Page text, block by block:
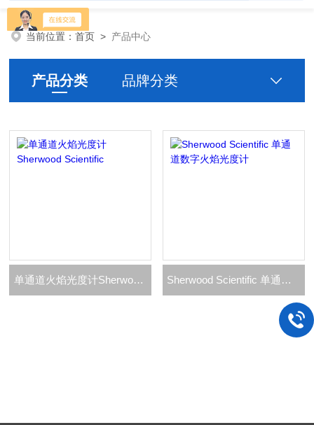
当前位置：首页 > 产品中心
产品分类 品牌分类
单通道火焰光度计Sherwood Scientific Sherwood Scientific 单通道数字火焰光度计